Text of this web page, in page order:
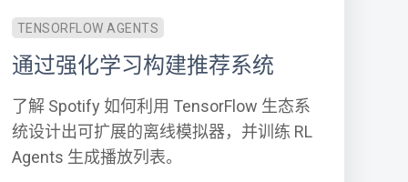
TENSORFLOW AGENTS
通过强化学习构建推荐系统
了解 Spotify 如何利用 TensorFlow 生态系
统设计出可扩展的离线模拟器，并训练 RL
Agents 生成播放列表。